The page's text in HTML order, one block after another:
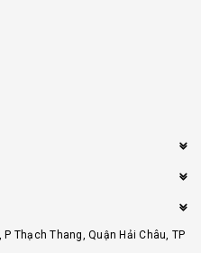
Thạch Thang, Quận Hải Châu, TP